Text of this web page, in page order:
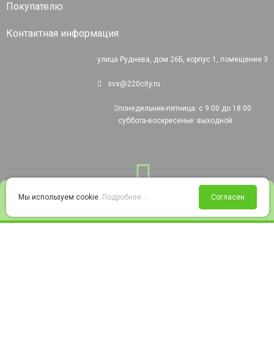
Войти Избранное Корзина
Покупателю
Контактная информация
улица Руднева, дом 26Б, корпус 1, помещение 3
svs@220city.ru
понедельник-пятница: с 9:00 до 18:00
суббота-воскресенье: выходной
Мы используем cookie. Подробнее... Согласен